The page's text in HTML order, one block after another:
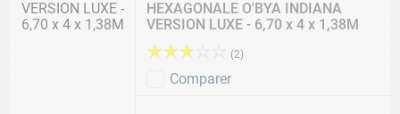
HEXAGONALE O'BYA INDIANA
VERSION LUXE - 6,70 x 4 x 1,38M
★★★ (2)
Comparer